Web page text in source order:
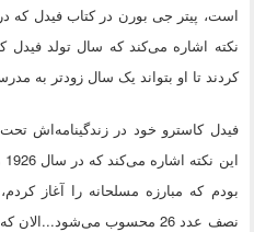
کردند تا او بتواند یک سال زودتر به
فیدل کاسترو خود در زندگینامه‌اش
بودم که مبارزه مسلحانه را آغاز
نصف عدد 26 محسوب